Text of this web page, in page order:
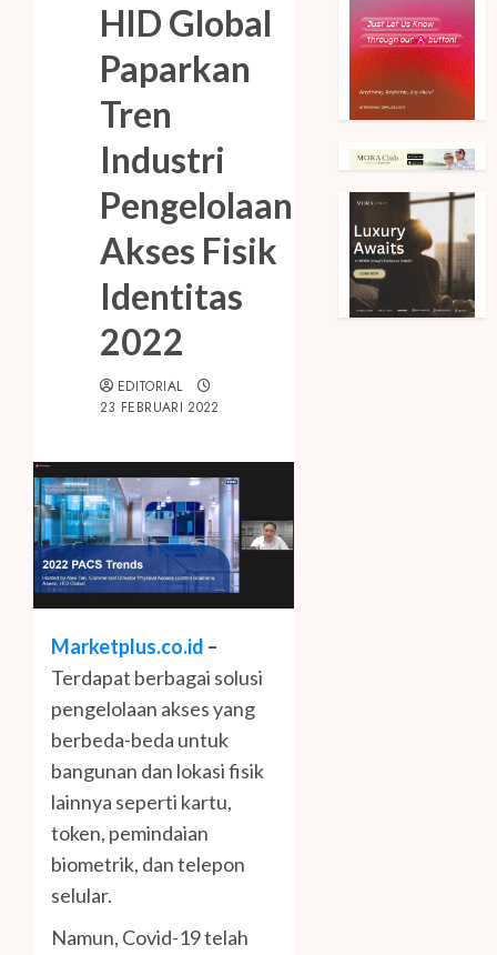
HID Global
Paparkan
Tren
Industri
Pengelolaan
Akses Fisik
Identitas
2022
EDITORIAL
23 FEBRUARI 2022
Marketplus.co.id –
Terdapat berbagai solusi
pengelolaan akses yang
berbeda-beda untuk
bangunan dan lokasi fisik
lainnya seperti kartu,
token, pemindaian
biometrik, dan telepon
selular.
Namun, Covid-19 telah